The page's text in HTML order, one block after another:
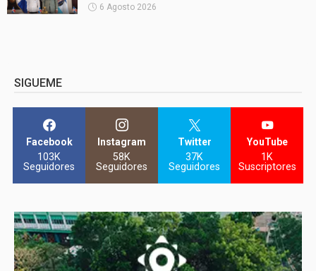
6 Agosto 2026
SIGUEME
Facebook
103K
Seguidores
Instagram
58K
Seguidores
Twitter
37K
Seguidores
YouTube
1K
Suscriptores